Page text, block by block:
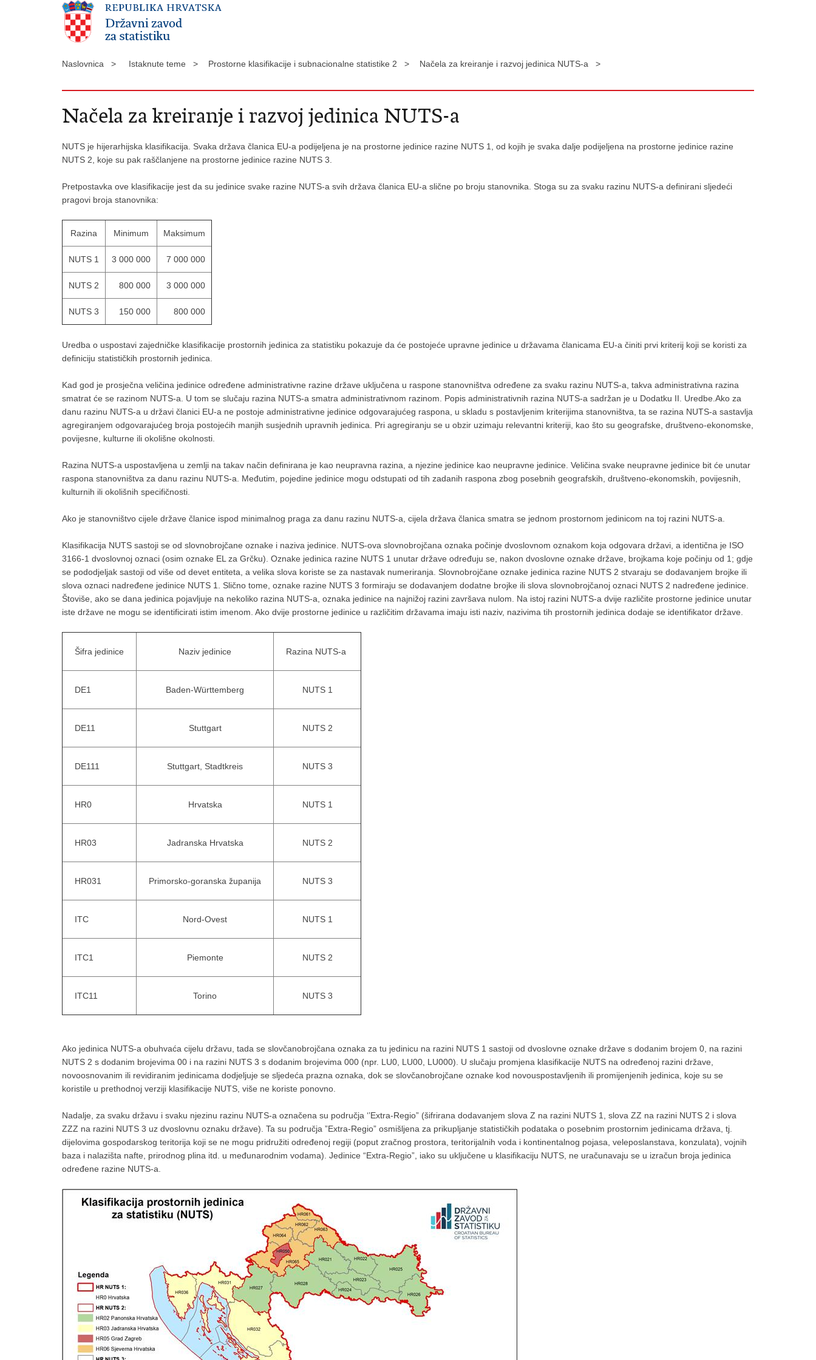
Naslovnica > Istaknute teme > Prostorne klasifikacije i subnacionalne statistike 2 > Načela za kreiranje i razvoj jedinica NUTS-a >
Načela za kreiranje i razvoj jedinica NUTS-a
NUTS je hijerarhijska klasifikacija. Svaka država članica EU-a podijeljena je na prostorne jedinice razine NUTS 1, od kojih je svaka dalje podijeljena na prostorne jedinice razine
NUTS 2, koje su pak raščlanjene na prostorne jedinice razine NUTS 3.
Pretpostavka ove klasifikacije jest da su jedinice svake razine NUTS-a svih država članica EU-a slične po broju stanovnika. Stoga su za svaku razinu NUTS-a definirani sljedeći
pragovi broja stanovnika:
Razina Minimum Maksimum
NUTS 1 3 000 000 7 000 000
NUTS 2 800 000 3 000 000
NUTS 3 150 000 800 000
Uredba o uspostavi zajedničke klasifikacije prostornih jedinica za statistiku pokazuje da će postojeće upravne jedinice u državama članicama EU-a činiti prvi kriterij koji se koristi za
definiciju statističkih prostornih jedinica.
Kad god je prosječna veličina jedinice određene administrativne razine države uključena u raspone stanovništva određene za svaku razinu NUTS-a, takva administrativna razina
smatrat će se razinom NUTS-a. U tom se slučaju razina NUTS-a smatra administrativnom razinom. Popis administrativnih razina NUTS-a sadržan je u Dodatku II. Uredbe.Ako za
danu razinu NUTS-a u državi članici EU-a ne postoje administrativne jedinice odgovarajućeg raspona, u skladu s postavljenim kriterijima stanovništva, ta se razina NUTS-a sastavlja
agregiranjem odgovarajućeg broja postojećih manjih susjednih upravnih jedinica. Pri agregiranju se u obzir uzimaju relevantni kriteriji, kao što su geografske, društveno-ekonomske,
povijesne, kulturne ili okolišne okolnosti.
Razina NUTS-a uspostavljena u zemlji na takav način definirana je kao neupravna razina, a njezine jedinice kao neupravne jedinice. Veličina svake neupravne jedinice bit će unutar
raspona stanovništva za danu razinu NUTS-a. Međutim, pojedine jedinice mogu odstupati od tih zadanih raspona zbog posebnih geografskih, društveno-ekonomskih, povijesnih,
kulturnih ili okolišnih specifičnosti.
Ako je stanovništvo cijele države članice ispod minimalnog praga za danu razinu NUTS-a, cijela država članica smatra se jednom prostornom jedinicom na toj razini NUTS-a.
Klasifikacija NUTS sastoji se od slovnobrojčane oznake i naziva jedinice. NUTS-ova slovnobrojčana oznaka počinje dvoslovnom oznakom koja odgovara državi, a identična je ISO
3166-1 dvoslovnoj oznaci (osim oznake EL za Grčku). Oznake jedinica razine NUTS 1 unutar države određuju se, nakon dvoslovne oznake države, brojkama koje počinju od 1; gdje
se pododjeljak sastoji od više od devet entiteta, a velika slova koriste se za nastavak numeriranja. Slovnobrojčane oznake jedinica razine NUTS 2 stvaraju se dodavanjem brojke ili
slova oznaci nadređene jedinice NUTS 1. Slično tome, oznake razine NUTS 3 formiraju se dodavanjem dodatne brojke ili slova slovnobrojčanoj oznaci NUTS 2 nadređene jedinice.
Štoviše, ako se dana jedinica pojavljuje na nekoliko razina NUTS-a, oznaka jedinice na najnižoj razini završava nulom. Na istoj razini NUTS-a dvije različite prostorne jedinice unutar
iste države ne mogu se identificirati istim imenom. Ako dvije prostorne jedinice u različitim državama imaju isti naziv, nazivima tih prostornih jedinica dodaje se identifikator države.
Šifra jedinice Naziv jedinice Razina NUTS-a
DE1 Baden-Württemberg NUTS 1
DE11 Stuttgart NUTS 2
DE111 Stuttgart, Stadtkreis NUTS 3
HR0 Hrvatska NUTS 1
HR03 Jadranska Hrvatska NUTS 2
HR031 Primorsko-goranska županija NUTS 3
ITC Nord-Ovest NUTS 1
ITC1 Piemonte NUTS 2
ITC11 Torino NUTS 3
Ako jedinica NUTS-a obuhvaća cijelu državu, tada se slovčanobrojčana oznaka za tu jedinicu na razini NUTS 1 sastoji od dvoslovne oznake države s dodanim brojem 0, na razini
NUTS 2 s dodanim brojevima 00 i na razini NUTS 3 s dodanim brojevima 000 (npr. LU0, LU00, LU000). U slučaju promjena klasifikacije NUTS na određenoj razini države,
novoosnovanim ili revidiranim jedinicama dodjeljuje se sljedeća prazna oznaka, dok se slovčanobrojčane oznake kod novouspostavljenih ili promijenjenih jedinica, koje su se
koristile u prethodnoj verziji klasifikacije NUTS, više ne koriste ponovno.
Nadalje, za svaku državu i svaku njezinu razinu NUTS-a označena su područja ‘’Extra-Regio” (šifrirana dodavanjem slova Z na razini NUTS 1, slova ZZ na razini NUTS 2 i slova
ZZZ na razini NUTS 3 uz dvoslovnu oznaku države). Ta su područja ”Extra-Regio” osmišljena za prikupljanje statističkih podataka o posebnim prostornim jedinicama država, tj.
dijelovima gospodarskog teritorija koji se ne mogu pridružiti određenoj regiji (poput zračnog prostora, teritorijalnih voda i kontinentalnog pojasa, veleposlanstava, konzulata), vojnih
baza i nalazišta nafte, prirodnog plina itd. u međunarodnim vodama). Jedinice “Extra-Regio”, iako su uključene u klasifikaciju NUTS, ne uračunavaju se u izračun broja jedinica
određene razine NUTS-a.